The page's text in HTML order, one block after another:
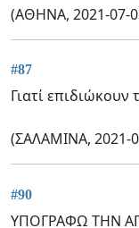
(ΑΘΗΝΑ, 2021-07-
#87
Γιατί
(ΣΑΛΑΜΙΝΑ, 2021-
#90
ΥΠΟΓΡΑΦΩ ΤΗΝ